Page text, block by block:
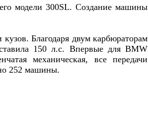
модели 300SL. Создание машины
Благодаря двум карбюраторам
150 л.с. Впервые для BMW
механическая, все передачи
252 машины.